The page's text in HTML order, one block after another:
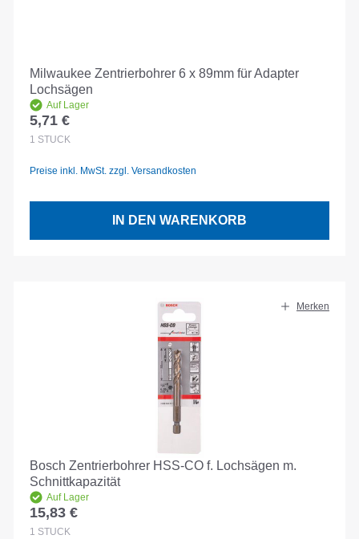
Milwaukee Zentrierbohrer 6 x 89mm für Adapter
Lochsägen
Auf Lager
Regulärer Preis:
5,71 €
1 STÜCK
Preise inkl. MwSt. zzgl. Versandkosten
IN DEN WARENKORB
Merken
Bosch Zentrierbohrer HSS-CO f. Lochsägen m.
Schnittkapazität
Auf Lager
Regulärer Preis:
15,83 €
1 STÜCK